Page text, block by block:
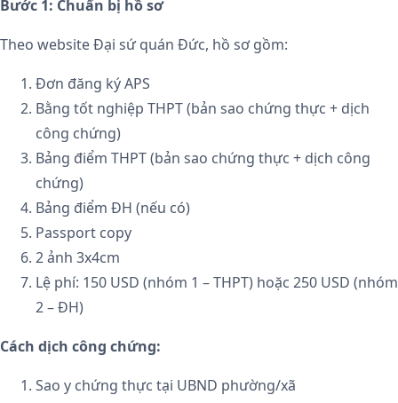
Bước 1: Chuẩn bị hồ sơ
Theo website Đại sứ quán Đức, hồ sơ gồm:
Đơn đăng ký APS
Bằng tốt nghiệp THPT (bản sao chứng thực + dịch
công chứng)
Bảng điểm THPT (bản sao chứng thực + dịch công
chứng)
Bảng điểm ĐH (nếu có)
Passport copy
2 ảnh 3x4cm
Lệ phí: 150 USD (nhóm 1 – THPT) hoặc 250 USD (nhóm
2 – ĐH)
Cách dịch công chứng:
Sao y chứng thực tại UBND phường/xã